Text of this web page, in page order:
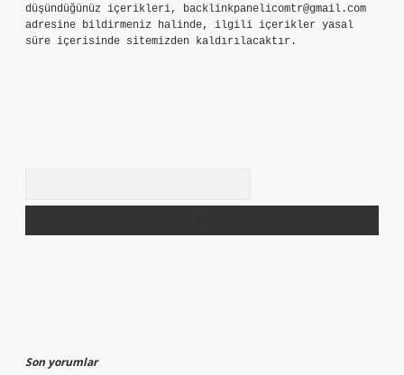
düşündüğünüz içerikleri, backlinkpanelicomtr@gmail.com
adresine bildirmeniz halinde, ilgili içerikler yasal
süre içerisinde sitemizden kaldırılacaktır.
Son yorumlar